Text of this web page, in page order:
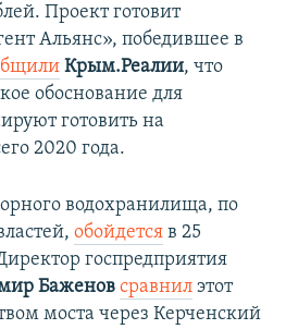
Проект готовит
Альянс», победившее в
Крым.Реалии, что
обоснование для
готовить на
2020 года.
водохранилища, по
обойдется в 25
госпредприятия
Баженов сравнил этот
моста через Керченский